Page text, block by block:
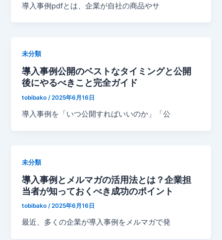
導入事例pdfとは、企業が自社の商品やサ
未分類
導入事例公開のベストなタイミングと公開
後にやるべきこと完全ガイド
tobibako/2025年6月16日
導入事例を「いつ公開すればいいのか」「公
未分類
導入事例とメルマガの活用法とは？企業担
当者が知っておくべき成功のポイント
tobibako/2025年6月16日
最近、多くの企業が導入事例をメルマガで発